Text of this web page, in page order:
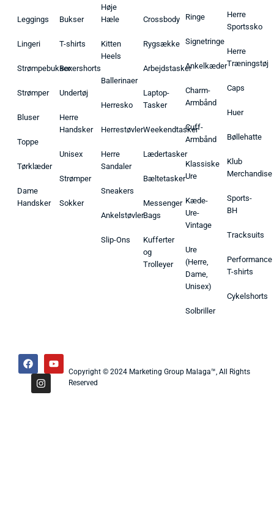
Leggings
Lingeri
Strømpebukser
Strømper
Bluser
Toppe
Tørklæder
Dame
Handsker
Bukser
T-shirts
Boxershorts
Undertøj
Herre
Handsker
Unisex
Strømper
Sokker
Høje
Hæle
Kitten
Heels
Ballerinaer
Herresko
Herrestøvler
Herre
Sandaler
Sneakers
Ankelstøvler
Slip-Ons
Crossbody
Rygsække
Arbejdstasker
Laptop-
Tasker
Weekendtasker
Lædertasker
Bæltetasker
Messenger
Bags
Kufferter
og
Trolleyer
Ringe
Signetringe
Ankelkæder
Charm-
Armbånd
Cuff-
Armbånd
Klassiske
Ure
Kæde-
Ure-
Vintage
Ure
(Herre,
Dame,
Unisex)
Solbriller
Herre
Sportssko
Herre
Træningstøj
Caps
Huer
Bøllehatte
Klub
Merchandise
Sports-
BH
Tracksuits
Performance
T-shirts
Cykelshorts
Copyright © 2024 Marketing Group Malaga™, All Rights
Reserved